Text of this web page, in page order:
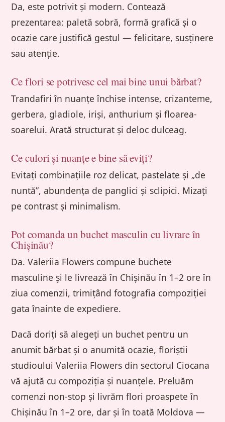
Da, este potrivit și modern. Contează
prezentarea: paletă sobră, formă grafică și o
ocazie care justifică gestul — felicitare, susținere
sau atenție.
Ce flori se potrivesc cel mai bine unui bărbat?
Trandafiri în nuanțe închise intense, crizanteme,
gerbera, gladiole, iriși, anthurium și floarea-
soarelui. Arată structurat și deloc dulceag.
Ce culori și nuanțe e bine să eviți?
Evitați combinațiile roz delicat, pastelate și „de
nuntă”, abundența de panglici și sclipici. Mizați
pe contrast și minimalism.
Pot comanda un buchet masculin cu livrare în
Chișinău?
Da. Valeriia Flowers compune buchete
masculine și le livrează în Chișinău în 1–2 ore în
ziua comenzii, trimițând fotografia compoziției
gata înainte de expediere.
Dacă doriți să alegeți un buchet pentru un
anumit bărbat și o anumită ocazie, floriștii
studioului Valeriia Flowers din sectorul Ciocana
vă ajută cu compoziția și nuanțele. Preluăm
comenzi non-stop și livrăm flori proaspete în
Chișinău în 1–2 ore, dar și în toată Moldova —